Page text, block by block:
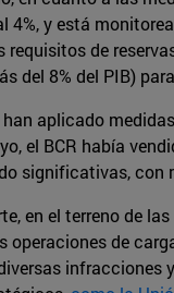
4%, y está
requisitos de
del 8% del PIB)
han aplicado
el BCR había
significativas, con
en el terreno de
operaciones de
infracciones